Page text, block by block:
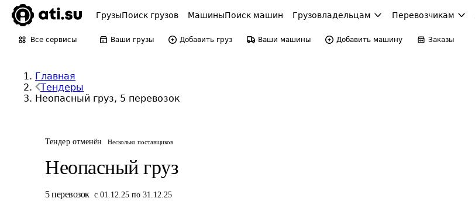
ГрузыПоиск грузов МашиныПоиск машин Грузовладельцам Перевозчикам
Все сервисы Ваши грузы Добавить груз Ваши машины Добавить машину Заказы
Главная
Тендеры
Неопасный груз, 5 перевозок
Тендер отменён Несколько поставщиков
Неопасный груз
5 перевозок с 01.12.25 по 31.12.25